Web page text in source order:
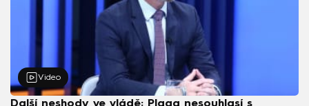
Video
Další neshody ve vládě: Plaga nesouhlasí s